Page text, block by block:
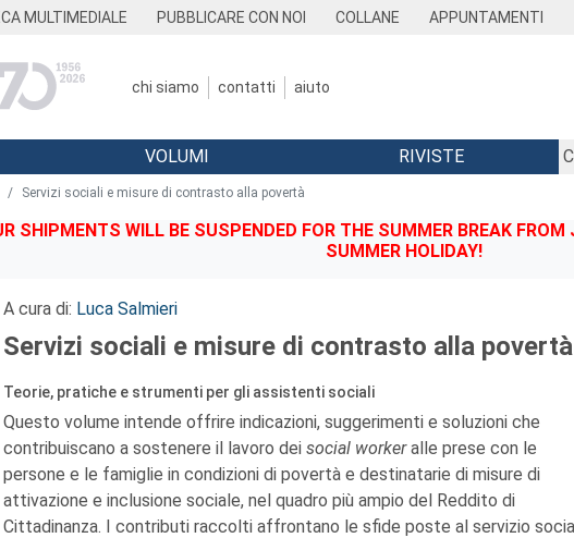
MULTIMEDIALE PUBBLICARE CON NOI COLLANE APPUNTAMENTI
chi siamo contatti aiuto
VOLUMI RIVISTE
Servizi sociali e misure di contrasto alla povertà
SHIPMENTS WILL BE SUSPENDED FOR THE SUMMER BREAK
SUMMER HOLIDAY!
A cura di: Luca Salmieri
Servizi sociali e misure di contrasto alla povertà
Teorie, pratiche e strumenti per gli assistenti sociali
Questo volume intende offrire indicazioni, suggerimenti e soluzioni che
contribuiscano a sostenere il lavoro dei social workeralle prese con le
persone e le famiglie in condizioni di povertà e destinatarie di misure di
attivazione e inclusione sociale, nel quadro più ampio del Reddito di
Cittadinanza. I contributi raccolti affrontano le sfide poste al servizio